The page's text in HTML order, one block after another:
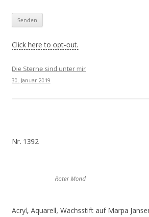
Click here to opt-out.
Die Sterne sind unter mir
30. Januar 2019
Nr. 1392
Roter Mond
Acryl, Aquarell, Wachsstift auf Marpa